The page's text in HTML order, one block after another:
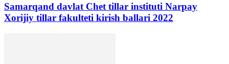
Samarqand davlat Chet tillar instituti Narpay
Xorijiy tillar fakulteti kirish ballari 2022